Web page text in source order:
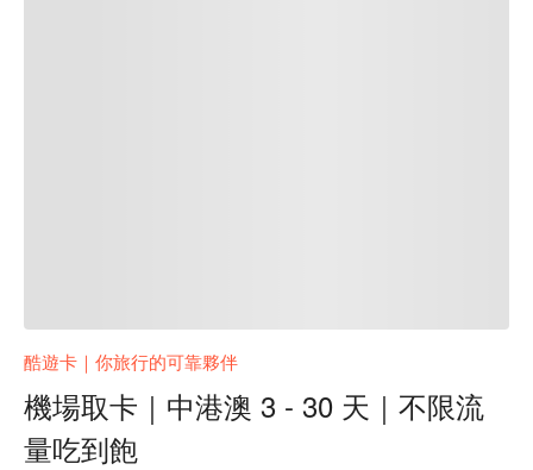
酷遊卡｜你旅行的可靠夥伴
機場取卡｜中港澳 3 - 30 天｜不限流
量吃到飽